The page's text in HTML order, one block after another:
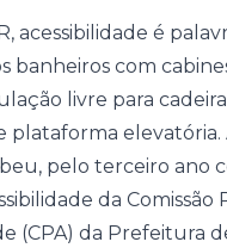
acessibilidade é
banheiros com
livre para
plataforma elevatória.
pelo terceiro ano
da
(CPA) da Prefeitura